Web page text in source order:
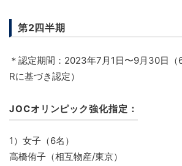
第2四半期
＊認定期間：2023年7月1日〜9月30日
Rに基づき認定）
JOCオリンピック強化指定：
1）女子（6名）
高橋侑子（相互物産/東京）